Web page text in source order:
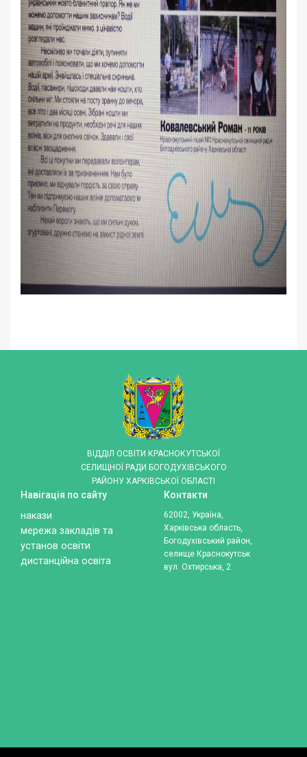
ВІДДІЛ ОСВІТИ КРАСНОКУТСЬКОЇ
СЕЛИЩНОЇ РАДИ БОГОДУХІВСЬКОГО
РАЙОНУ ХАРКІВСЬКОЇ ОБЛАСТІ
Навігація по сайту
накази
мережа закладів та
установ освіти
дистанційна освіта
Контакти
62002, Україна,
Харківська область,
Богодухівський район,
селище Краснокутськ
вул. Охтирська, 2